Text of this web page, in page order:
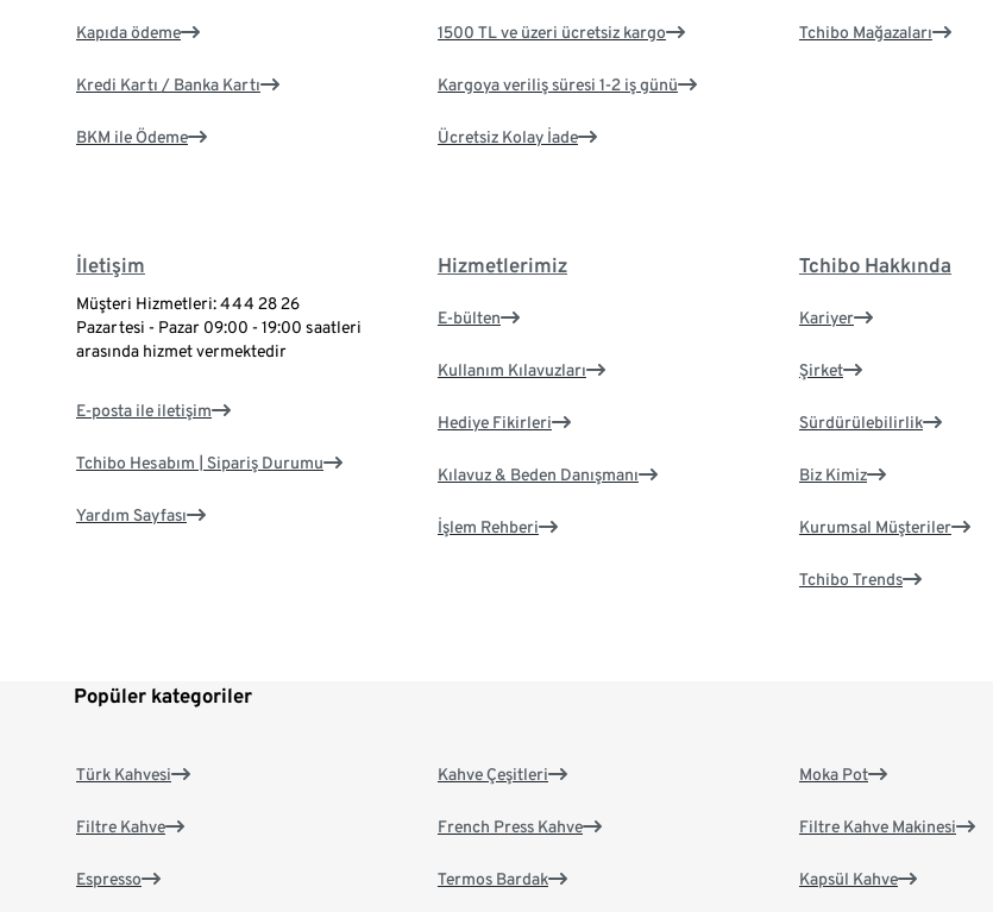
Kapıda ödeme
Kredi Kartı / Banka Kartı
BKM ile Ödeme
1500 TL ve üzeri ücretsiz kargo
Kargoya veriliş süresi 1-2 iş günü
Ücretsiz Kolay İade
Tchibo Mağazaları
İletişim
Müşteri Hizmetleri: 444 28 26
Pazartesi - Pazar 09:00 - 19:00 saatleri
arasında hizmet vermektedir
E-posta ile iletişim
Tchibo Hesabım | Sipariş Durumu
Yardım Sayfası
Hizmetlerimiz
E-bülten
Kullanım Kılavuzları
Hediye Fikirleri
Kılavuz & Beden Danışmanı
İşlem Rehberi
Tchibo Hakkında
Kariyer
Şirket
Sürdürülebilirlik
Biz Kimiz
Kurumsal Müşteriler
Tchibo Trends
Popüler kategoriler
Türk Kahvesi
Filtre Kahve
Espresso
Kahve Çeşitleri
French Press Kahve
Termos Bardak
Moka Pot
Filtre Kahve Makinesi
Kapsül Kahve